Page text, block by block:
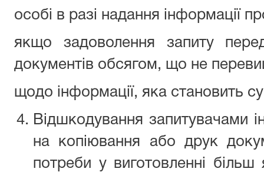
особі в разі надання інформації
якщо задоволення запиту
документів обсягом, що не
щодо інформації, яка становить
Відшкодування запитувачами
на копіювання або друк
потреби у виготовленні більш